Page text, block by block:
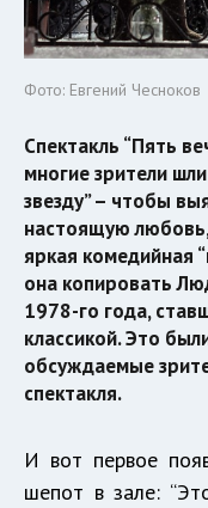
Фото: Евгений Чесноков
Спектакль “Пять
многие зрители
звезду” – чтобы
настоящую любовь,
яркая комедийная
она копировать
1978-го года,
классикой. Это
обсуждаемые
спектакля.
И вот первое
шепот в зале: